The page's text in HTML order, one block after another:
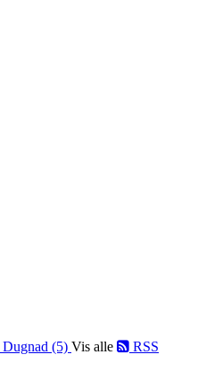
Dugnad (5) Vis alle RSS